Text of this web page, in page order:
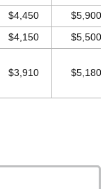
$4,450 $5,900
$4,150 $5,500
$3,910 $5,180